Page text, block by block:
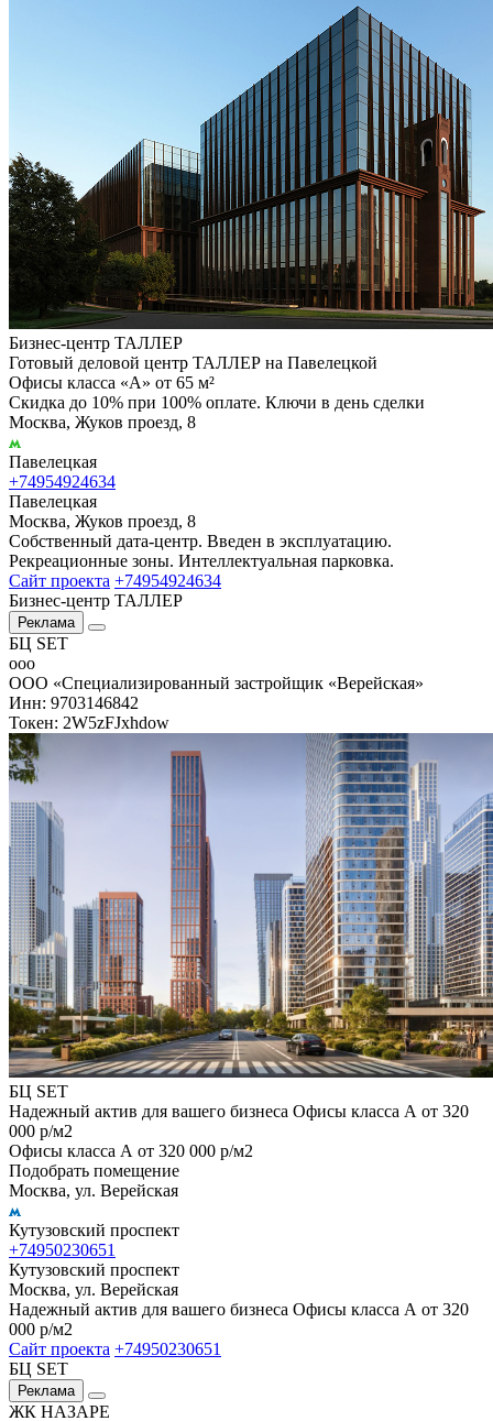
Бизнес-центр ТАЛЛЕР
Готовый деловой центр ТАЛЛЕР на Павелецкой
Офисы класса «А» от 65 м²
Скидка до 10% при 100% оплате. Ключи в день сделки
Москва, Жуков проезд, 8
Павелецкая
+74954924634
Павелецкая
Москва, Жуков проезд, 8
Собственный дата-центр. Введен в эксплуатацию.
Рекреационные зоны. Интеллектуальная парковка.
Сайт проекта +74954924634
Бизнес-центр ТАЛЛЕР
Реклама
БЦ SET
ооо
ООО «Специализированный застройщик «Верейская»
Инн: 9703146842
Токен: 2W5zFJxhdow
БЦ SET
Надежный актив для вашего бизнеса Офисы класса А от 320
000 р/м2
Офисы класса А от 320 000 р/м2
Подобрать помещение
Москва, ул. Верейская
Кутузовский проспект
+74950230651
Кутузовский проспект
Москва, ул. Верейская
Надежный актив для вашего бизнеса Офисы класса А от 320
000 р/м2
Сайт проекта +74950230651
БЦ SET
Реклама
ЖК НАЗАРЕ